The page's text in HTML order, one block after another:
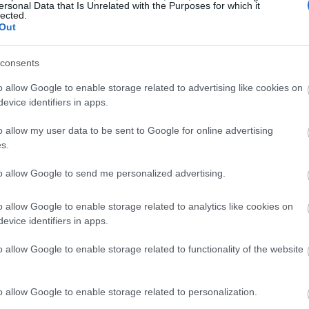
Data that Is Unrelated with the Purposes for which it
allow Google to enable storage related to advertising like cookies on
identifiers in apps.
allow my user data to be sent to Google for online advertising
allow Google to send me personalized advertising.
allow Google to enable storage related to analytics like cookies on
identifiers in apps.
allow Google to enable storage related to functionality of the website
allow Google to enable storage related to personalization.
BEING
στην Κέρκυρα για ένα longevity event.
με μια διαφορετική στάση ζωής
από μόνο του δεν
απαραίτητα το
φορές την ημέρα είναι αρκετό, οι ειδικοί έχουν
οδοντίατρο Δρ. Κάμι Χος, η οδοντόβουρτσα
των δοντιών. Αυτό σημαίνει ότι σχεδόν το